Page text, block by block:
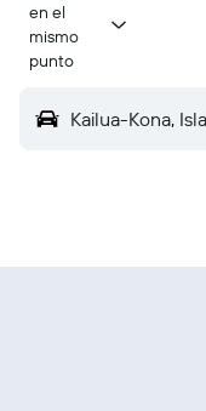
en el
mismo
punto
Kailua-Kona,